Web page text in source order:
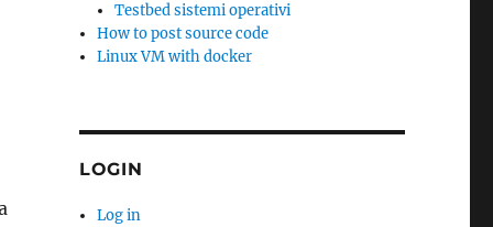
Testbed sistemi operativi
How to post source code
Linux VM with docker
LOGIN
Log in